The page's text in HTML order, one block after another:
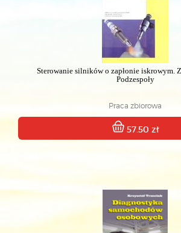
Sterowanie silników o zapłonie iskrowym.
Podzespoły
Praca zbiorowa
57.50 zł